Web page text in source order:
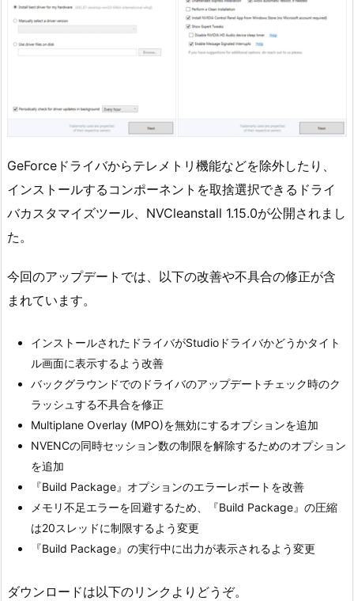
GeForceドライバからテレメトリ機能などを除外したり、
インストールするコンポーネントを取捨選択できるドライ
バカスタマイズツール、NVCleanstall 1.15.0が公開されまし
た。
今回のアップデートでは、以下の改善や不具合の修正が含
まれています。
インストールされたドライバがStudioドライバかどうかタイト
ル画面に表示するよう改善
バックグラウンドでのドライバのアップデートチェック時のク
ラッシュする不具合を修正
Multiplane Overlay (MPO)を無効にするオプションを追加
NVENCの同時セッション数の制限を解除するためのオプション
を追加
『Build Package』オプションのエラーレポートを改善
メモリ不足エラーを回避するため、『Build Package』の圧縮
は20スレッドに制限するよう変更
『Build Package』の実行中に出力が表示されるよう変更
ダウンロードは以下のリンクよりどうぞ。